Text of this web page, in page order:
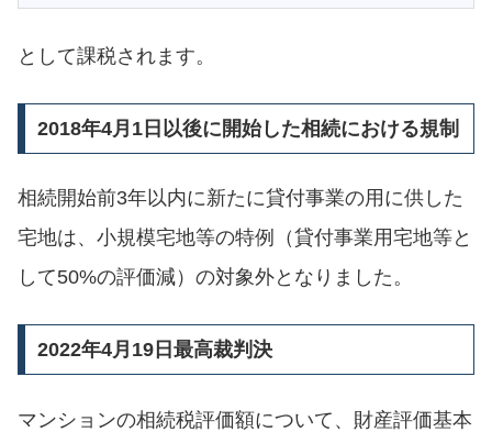
として課税されます。
2018年4月1日以後に開始した相続における規制
相続開始前3年以内に新たに貸付事業の用に供した
宅地は、小規模宅地等の特例（貸付事業用宅地等と
して50%の評価減）の対象外となりました。
2022年4月19日最高裁判決
マンションの相続税評価額について、財産評価基本